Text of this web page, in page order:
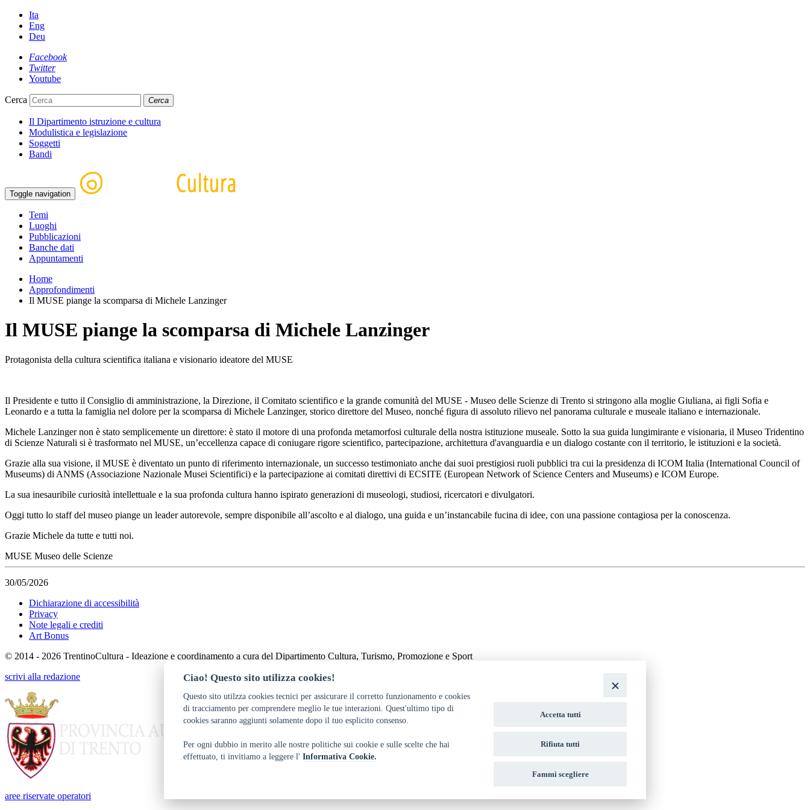
Ita
Eng
Deu
Facebook
Twitter
Youtube
Cerca Cerca
Il Dipartimento istruzione e cultura
Modulistica e legislazione
Soggetti
Bandi
Toggle navigation
Temi
Luoghi
Pubblicazioni
Banche dati
Appuntamenti
Home
Approfondimenti
Il MUSE piange la scomparsa di Michele Lanzinger
Il MUSE piange la scomparsa di Michele Lanzinger
Protagonista della cultura scientifica italiana e visionario ideatore del MUSE
Il Presidente e tutto il Consiglio di amministrazione, la Direzione, il Comitato scientifico e la grande comunità del MUSE - Museo delle Scienze di Trento si stringono alla moglie Giuliana, ai figli Sofia e
Leonardo e a tutta la famiglia nel dolore per la scomparsa di Michele Lanzinger, storico direttore del Museo, nonché figura di assoluto rilievo nel panorama culturale e museale italiano e internazionale.
Michele Lanzinger non è stato semplicemente un direttore: è stato il motore di una profonda metamorfosi culturale della nostra istituzione museale. Sotto la sua guida lungimirante e visionaria, il Museo Tridentino
di Scienze Naturali si è trasformato nel MUSE, un’eccellenza capace di coniugare rigore scientifico, partecipazione, architettura d'avanguardia e un dialogo costante con il territorio, le istituzioni e la società.
Grazie alla sua visione, il MUSE è diventato un punto di riferimento internazionale, un successo testimoniato anche dai suoi prestigiosi ruoli pubblici tra cui la presidenza di ICOM Italia (International Council of
Museums) di ANMS (Associazione Nazionale Musei Scientifici) e la partecipazione ai comitati direttivi di ECSITE (European Network of Science Centers and Museums) e ICOM Europe.
La sua inesauribile curiosità intellettuale e la sua profonda cultura hanno ispirato generazioni di museologi, studiosi, ricercatori e divulgatori.
Oggi tutto lo staff del museo piange un leader autorevole, sempre disponibile all’ascolto e al dialogo, una guida e un’instancabile fucina di idee, con una passione contagiosa per la conoscenza.
Grazie Michele da tutte e tutti noi.
MUSE Museo delle Scienze
30/05/2026
Dichiarazione di accessibilità
Privacy
Note legali e crediti
Art Bonus
© 2014 - 2026 TrentinoCultura - Ideazione e coordinamento a cura del Dipartimento Cultura, Turismo, Promozione e Sport
scrivi alla redazione
aree riservate operatori
Ciao! Questo sito utilizza cookies!
Questo sito utilzza cookies tecnici per assicurare il corretto funzionamento e cookies
di tracciamento per comprendere meglio le tue interazioni. Quest'ultimo tipo di
cookies saranno aggiunti solamente dopo il tuo esplicito consenso.
Per ogni dubbio in merito alle nostre politiche sui cookie e sulle scelte che hai
effettuato, ti invitiamo a leggere l' Informativa Cookie.
Accetta tutti
Rifiuta tutti
Fammi scegliere